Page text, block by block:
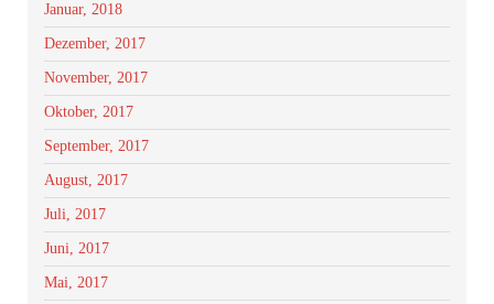
Januar, 2018
Dezember, 2017
November, 2017
Oktober, 2017
September, 2017
August, 2017
Juli, 2017
Juni, 2017
Mai, 2017